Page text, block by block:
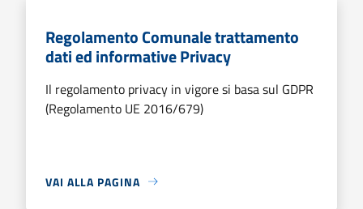
Regolamento Comunale trattamento
dati ed informative Privacy
Il regolamento privacy in vigore si basa sul GDPR
(Regolamento UE 2016/679)
VAI ALLA PAGINA